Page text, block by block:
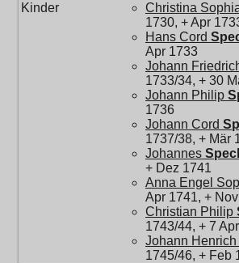
Kinder
Christina
1730, + Apr
Hans Cord
Apr 1733
Johann
1733/34, + 30
Johann Philip
1736
Johann Cord
1737/38, + Mär
Johannes
+ Dez 1741
Anna Engel
Apr 1741, +
Christian Philip
1743/44, + 7
Johann Henrich
1745/46, + Feb